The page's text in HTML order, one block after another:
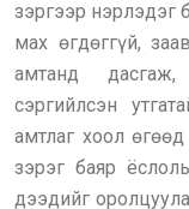
зэргээр нэрлэдэг
мах өгдөггүй,
амтанд
сэргийлсэн
амтлаг хоол
зэрэг баяр
дээдийг